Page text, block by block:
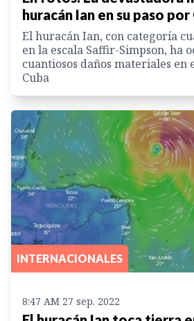
huracán Ian en su paso por
El huracán Ian, con categoría
en la escala Saffir-Simpson, ha
cuantiosos daños materiales en
Cuba
INTERNACIONALES
8:47 AM 27 sep. 2022